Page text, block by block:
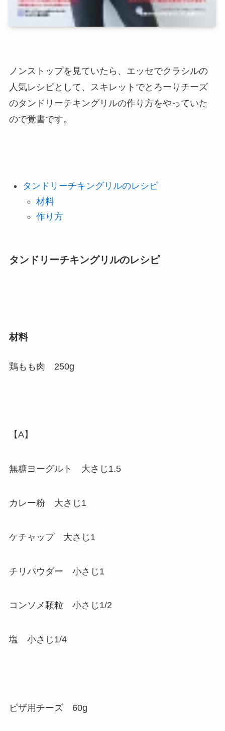
ノンストップを見ていたら、エッセでクラシルの
人気レシピとして、スキレットでとろーりチーズ
のタンドリーチキングリルの作り方をやっていた
ので覚書です。
タンドリーチキングリルのレシピ
材料
作り方
タンドリーチキングリルのレシピ
材料
鶏もも肉 250g
【A】
無糖ヨーグルト 大さじ1.5
カレー粉 大さじ1
ケチャップ 大さじ1
チリパウダー 小さじ1
コンソメ顆粒 小さじ1/2
塩 小さじ1/4
ピザ用チーズ 60g